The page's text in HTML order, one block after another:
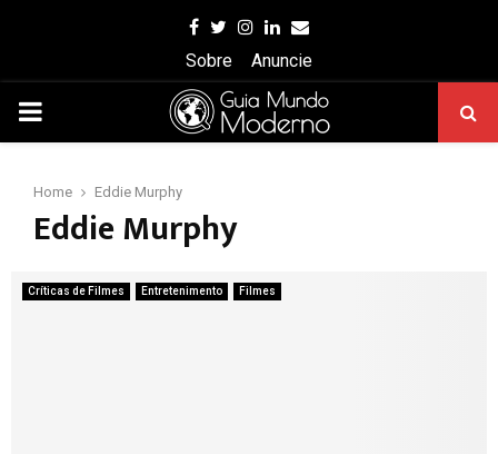
Facebook
Twitter
Instagram
Linkedin
Email
Sobre
Anuncie
PRIMARY
Home Eddie Murphy
Eddie Murphy
Críticas de Filmes Entretenimento Filmes